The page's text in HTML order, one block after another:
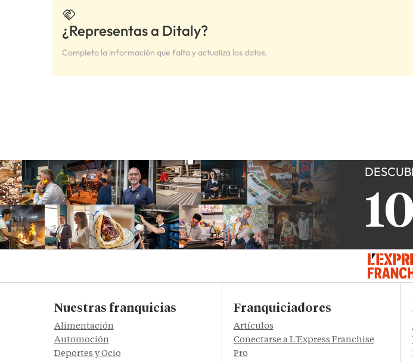
¿Representas a Ditaly?
Completa la información que falta y actualiza los datos.
Nuestras franquicias
Alimentación
Automoción
Deportes y Ocio
Franquiciadores
Artículos
Conectarse a L'Express Franchise
Pro